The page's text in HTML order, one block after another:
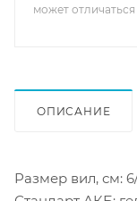
может
ОПИСАНИЕ
Размер вил, см: 6/